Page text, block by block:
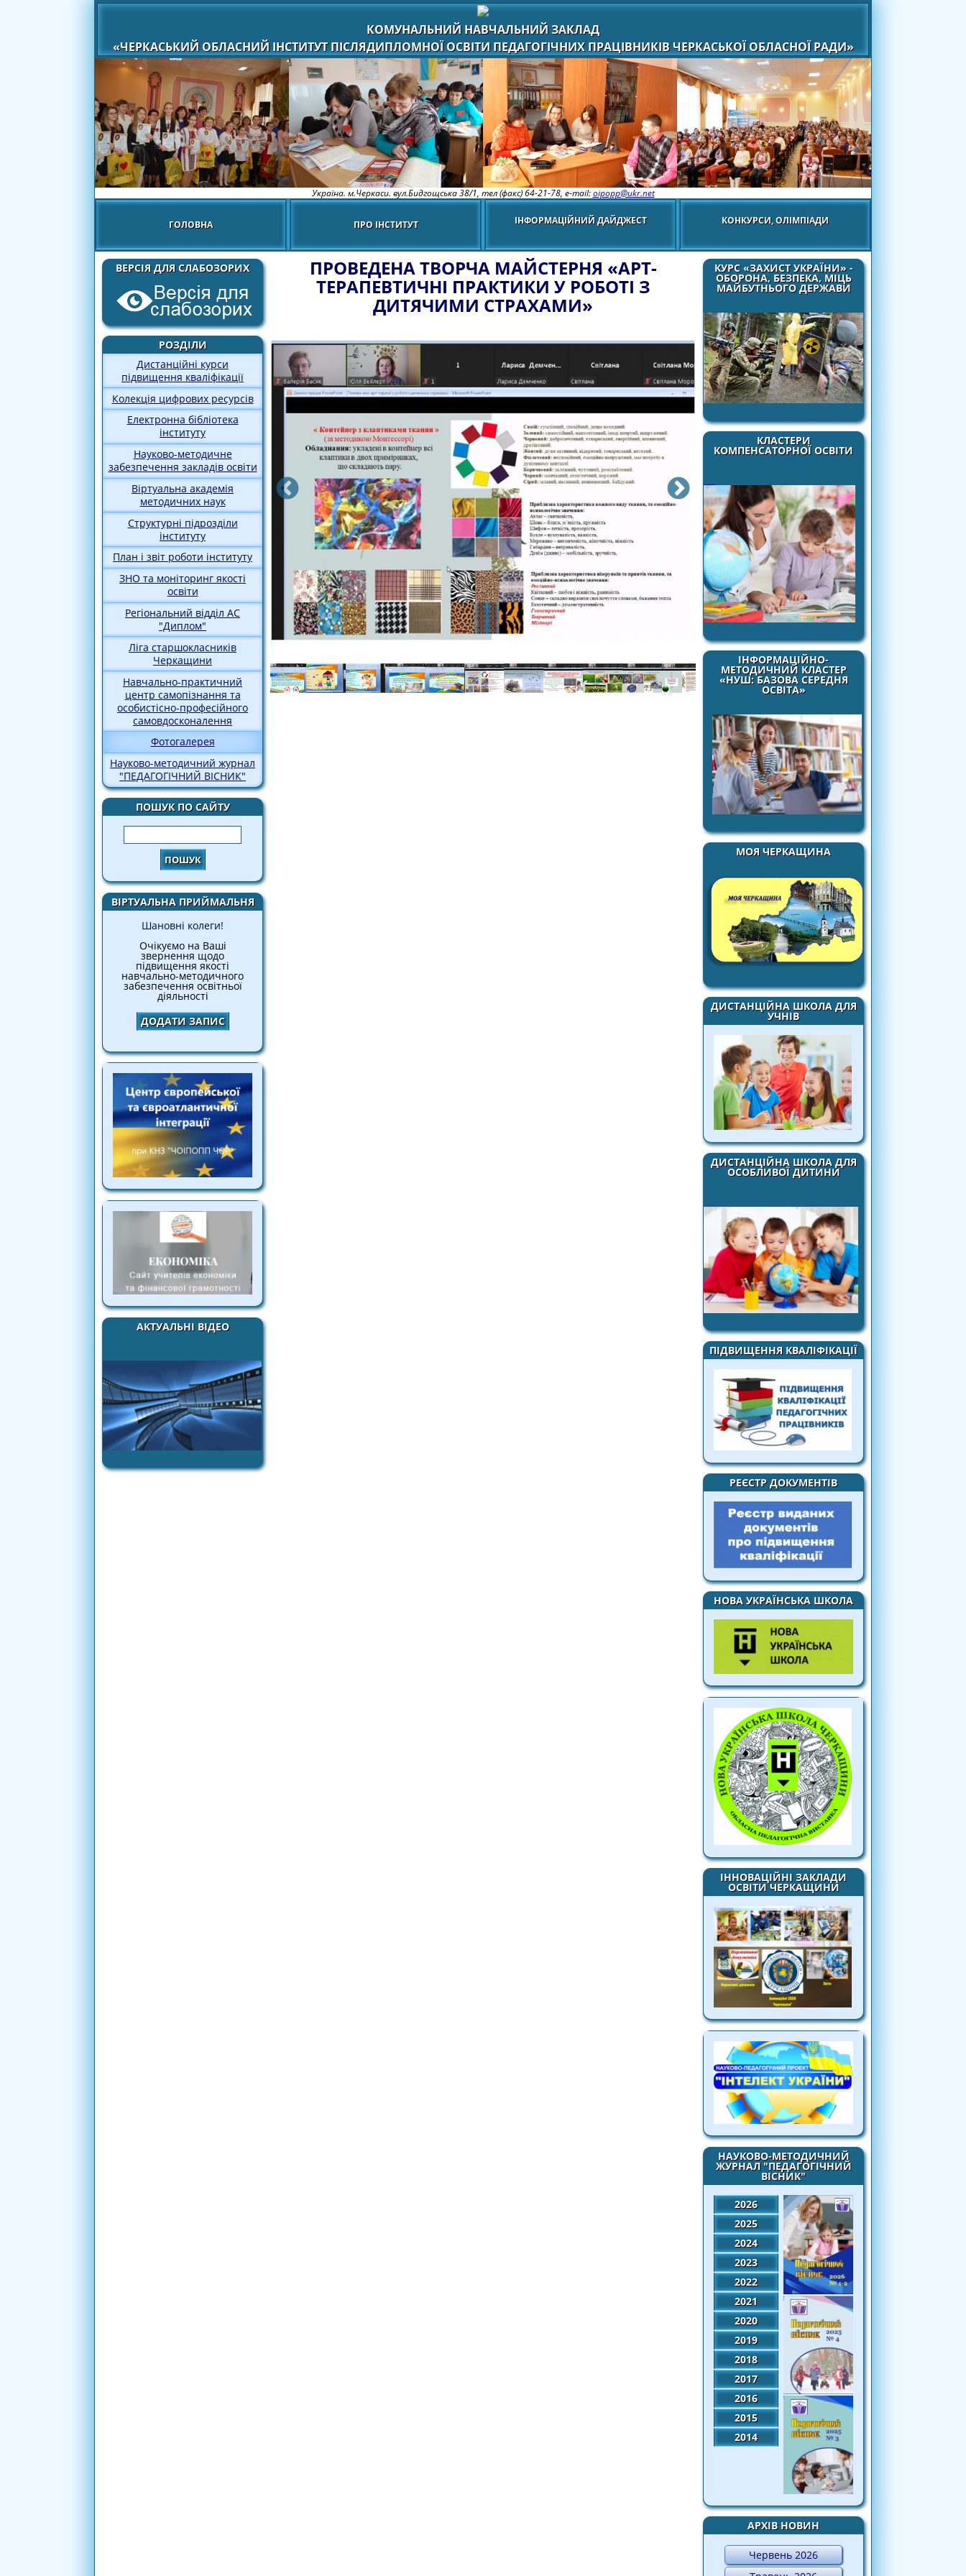
КОМУНАЛЬНИЙ НАВЧАЛЬНИЙ ЗАКЛАД
«ЧЕРКАСЬКИЙ ОБЛАСНИЙ ІНСТИТУТ ПІСЛЯДИПЛОМНОЇ ОСВІТИ ПЕДАГОГІЧНИХ ПРАЦІВНИКІВ ЧЕРКАСЬКОЇ ОБЛАСНОЇ РАДИ»
Україна. м.Черкаси. вул.Бидгощська 38/1, тел (факс) 64-21-78, e-mail:oipopp@ukr.net
ГОЛОВНА ПРО ІНСТИТУТ ІНФОРМАЦІЙНИЙ ДАЙДЖЕСТ КОНКУРСИ, ОЛІМПІАДИ
ВЕРСІЯ ДЛЯ СЛАБОЗОРИХ
РОЗДІЛИ
Дистанційні курси
підвищення кваліфікації
Колекція цифрових ресурсів
Електронна бібліотека
інституту
Науково-методичне
забезпечення закладів освіти
Віртуальна академія
методичних наук
Структурні підрозділи
інституту
План і звіт роботи інституту
ЗНО та моніторинг якості
освіти
Регіональний відділ АС
"Диплом"
Ліга старшокласників
Черкащини
Навчально-практичний
центр самопізнання та
особистісно-професійного
самовдосконалення
Фотогалерея
Науково-методичний журнал
"ПЕДАГОГІЧНИЙ ВІСНИК"
ПОШУК ПО САЙТУ
Пошук
ВІРТУАЛЬНА ПРИЙМАЛЬНЯ
Шановні колеги!
Очікуємо на Ваші
звернення щодо
підвищення якості
навчально-методичного
забезпечення освітньої
діяльності
ДОДАТИ ЗАПИС
АКТУАЛЬНІ ВІДЕО
КУРС «ЗАХИСТ УКРАЇНИ» -
ОБОРОНА, БЕЗПЕКА, МІЦЬ
МАЙБУТНЬОГО ДЕРЖАВИ
КЛАСТЕРИ
КОМПЕНСАТОРНОЇ ОСВІТИ
ІНФОРМАЦІЙНО-
МЕТОДИЧНИЙ КЛАСТЕР
«НУШ: БАЗОВА СЕРЕДНЯ
ОСВІТА»
МОЯ ЧЕРКАЩИНА
ДИСТАНЦІЙНА ШКОЛА ДЛЯ
УЧНІВ
ДИСТАНЦІЙНА ШКОЛА ДЛЯ
ОСОБЛИВОЇ ДИТИНИ
ПІДВИЩЕННЯ КВАЛІФІКАЦІЇ
РЕЄСТР ДОКУМЕНТІВ
НОВА УКРАЇНСЬКА ШКОЛА
ІННОВАЦІЙНІ ЗАКЛАДИ
ОСВІТИ ЧЕРКАЩИНИ
НАУКОВО-МЕТОДИЧНИЙ
ЖУРНАЛ "ПЕДАГОГІЧНИЙ
ВІСНИК"
2026
2025
2024
2023
2022
2021
2020
2019
2018
2017
2016
2015
2014
АРХІВ НОВИН
Червень 2026
ПРОВЕДЕНА ТВОРЧА МАЙСТЕРНЯ «АРТ-
ТЕРАПЕВТИЧНІ ПРАКТИКИ У РОБОТІ З
ДИТЯЧИМИ СТРАХАМИ»